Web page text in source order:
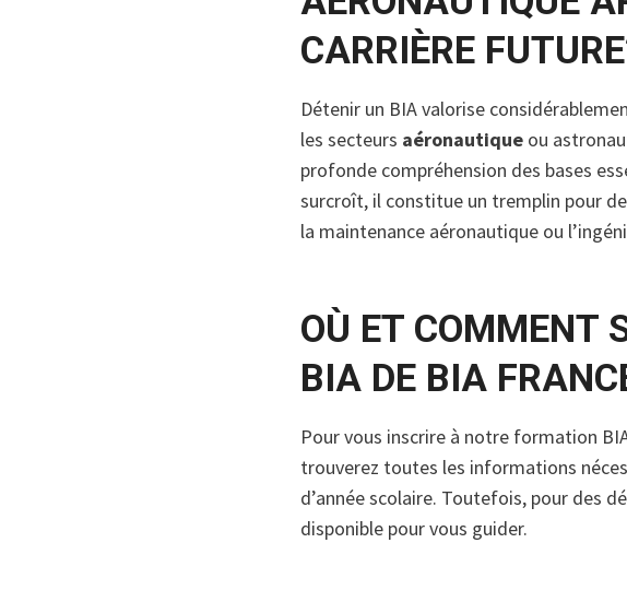
CARRIÈRE
Détenir un BIA valorise
les secteurs aéronautique ou
profonde compréhension des bases
surcroît, il constitue un tremplin pour
la maintenance aéronautique ou
OÙ ET COMMENT
BIA DE BIA
Pour vous inscrire à notre formation
trouverez toutes les informations
d’année scolaire. Toutefois, pour des
disponible pour vous guider.